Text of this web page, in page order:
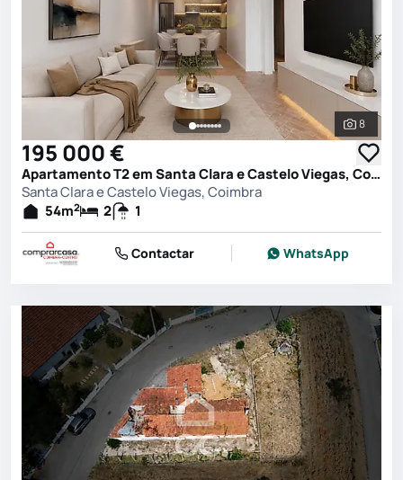
Ver
8
195 000 €
Apartamento T2 em Santa Clara e Castelo Viegas, Coimbra
Santa Clara e Castelo Viegas, Coimbra
54m2 2 1
Contactar WhatsApp